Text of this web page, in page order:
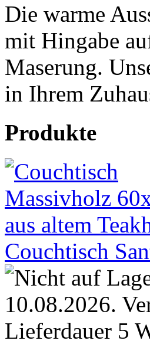
Die warme
mit Hingabe
Maserung.
in Ihrem
Produkte
Couchtisch